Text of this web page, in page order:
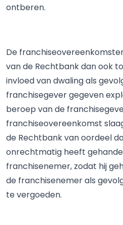
ontberen.
De
van de Rechtbank dan ook
invloed van dwaling als
franchisegever gegeven
beroep van de
franchiseovereenkomst
de Rechtbank van oordeel
onrechtmatig heeft
franchisenemer, zodat hij
de franchisenemer als
te vergoeden.